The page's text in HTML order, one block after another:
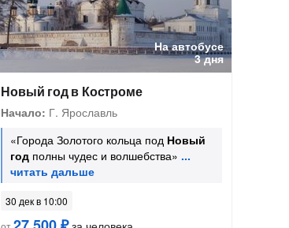
На автобусе
3 дня
Новый год в Костроме
Начало: Г. Ярославль
«Города Золотого кольца под Новый
год полны чудес и волшебства»
30 дек в 10:00